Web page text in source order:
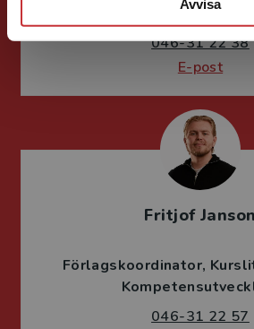
Avvisa
Lärarutbildning och
046-31 22 38
E-post
Fritjof Janson
Förlagskoordinator
046-31 22 57